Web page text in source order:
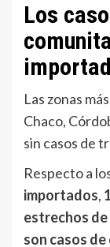
Los
Las zonas
Chaco,
sin casos de
Respecto a
importados,
estrechos
son casos